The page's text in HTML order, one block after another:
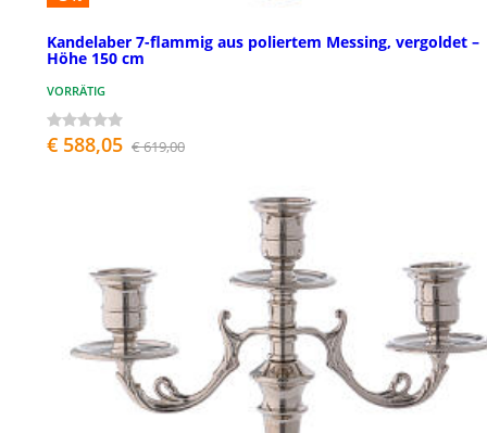
Kandelaber 7-flammig aus poliertem Messing, vergoldet –
Höhe 150 cm
VORRÄTIG
€ 588,05 € 619,00